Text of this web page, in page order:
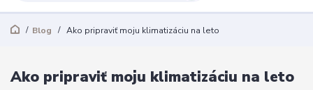
Blog Ako pripraviť moju klimatizáciu na leto
Ako pripraviť moju klimatizáciu na leto